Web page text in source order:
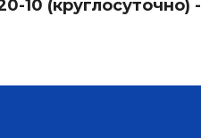
10 (круглосуточно) -